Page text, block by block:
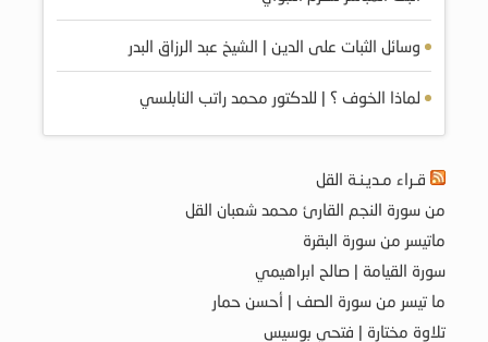
وسائل الثبات على الدين | الشيخ عبد الرزاق البدر
لماذا الخوف ؟ | للدكتور محمد راتب النابلسي
قـراء مـديـنـة القل
من سورة النجم القارئ محمد شعبان القل
ماتيسر من سورة البقرة
سورة القيامة | صالح ابراهيمي
ما تيسر من سورة الصف | أحسن حمار
تلاوة مختارة | فتحي بوسيس